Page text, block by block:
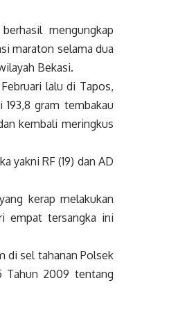
mengungkap
maraton selama dua
Bekasi.
lalu di Tapos,
gram tembakau
kembali meringkus
yakni RF (19) dan AD
kerap melakukan
empat tersangka ini
di sel tahanan Polsek
Tahun 2009 tentang